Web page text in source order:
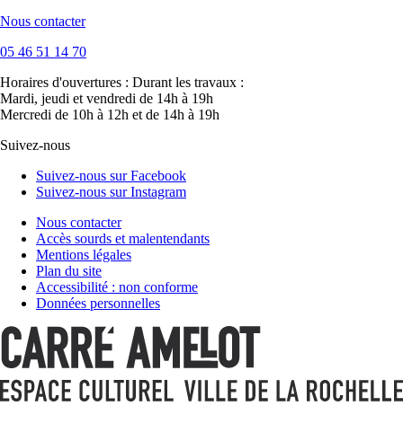
Nous contacter
05 46 51 14 70
Horaires d'ouvertures : Durant les travaux :
Mardi, jeudi et vendredi de 14h à 19h
Mercredi de 10h à 12h et de 14h à 19h
Suivez-nous
Suivez-nous sur Facebook
Suivez-nous sur Instagram
Nous contacter
Accès sourds et malentendants
Mentions légales
Plan du site
Accessibilité : non conforme
Données personnelles